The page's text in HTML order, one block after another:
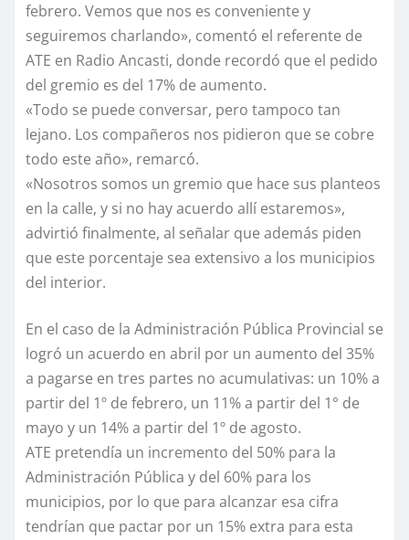
febrero. Vemos que nos es conveniente y
seguiremos charlando», comentó el referente de
ATE en Radio Ancasti, donde recordó que el pedido
del gremio es del 17% de aumento.
«Todo se puede conversar, pero tampoco tan
lejano. Los compañeros nos pidieron que se cobre
todo este año», remarcó.
«Nosotros somos un gremio que hace sus planteos
en la calle, y si no hay acuerdo allí estaremos»,
advirtió finalmente, al señalar que además piden
que este porcentaje sea extensivo a los municipios
del interior.
En el caso de la Administración Pública Provincial se
logró un acuerdo en abril por un aumento del 35%
a pagarse en tres partes no acumulativas: un 10% a
partir del 1º de febrero, un 11% a partir del 1° de
mayo y un 14% a partir del 1º de agosto.
ATE pretendía un incremento del 50% para la
Administración Pública y del 60% para los
municipios, por lo que para alcanzar esa cifra
tendrían que pactar por un 15% extra para esta